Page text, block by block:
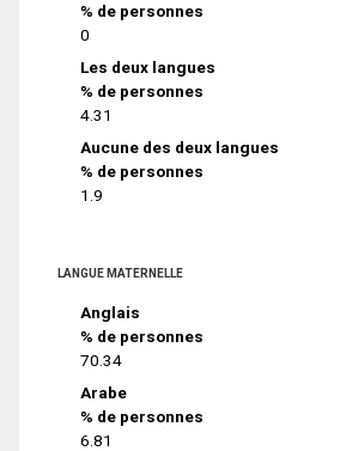
% de personnes
0
Les deux langues
% de personnes
4.31
Aucune des deux langues
% de personnes
1.9
LANGUE MATERNELLE
Anglais
% de personnes
70.34
Arabe
% de personnes
6.81